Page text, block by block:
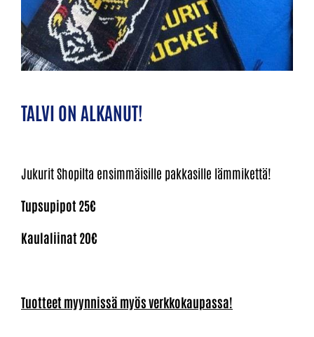
TALVI ON ALKANUT!
Jukurit Shopilta ensimmäisille pakkasille lämmikettä!
Tupsupipot 25€
Kaulaliinat 20€
Tuotteet myynnissä myös verkkokaupassa!